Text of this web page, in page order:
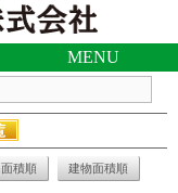
MENU
面積順 建物面積順